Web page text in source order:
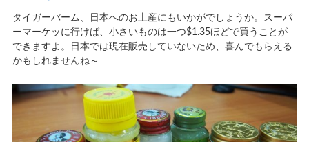
タイガーバーム、日本へのお土産にもいかがでしょうか。スーパ
ーマーケッに行けば、小さいものは一つ$1.35ほどで買うことが
できますよ。日本では現在販売していないため、喜んでもらえる
かもしれませんね～